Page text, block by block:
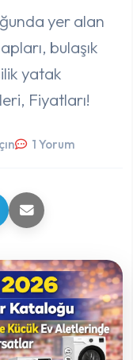
yer alan
bulaşık
yatak
Fiyatları!
1 Yorum